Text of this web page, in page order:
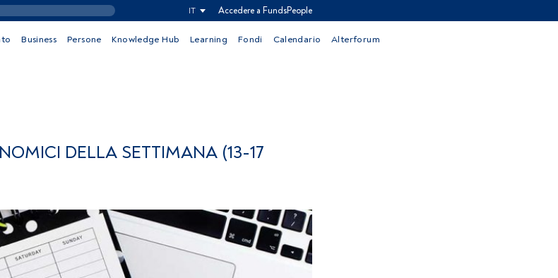
IT Accedere a FundsPeople
Business Persone Knowledge Hub Learning Fondi Calendario Alterforum
DELLA SETTIMANA (13-17